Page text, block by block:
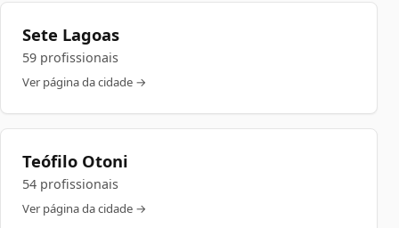
Sete Lagoas
59 profissionais
Ver página da cidade →
Teófilo Otoni
54 profissionais
Ver página da cidade →